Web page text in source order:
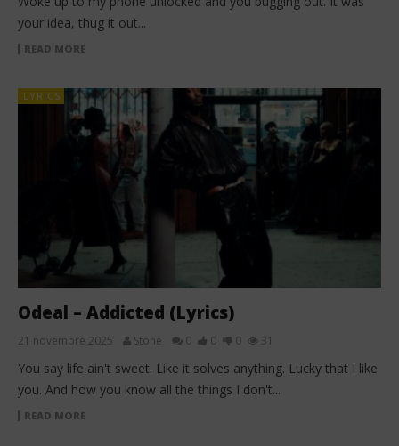
your idea, thug it out...
READ MORE
LYRICS
Odeal – Addicted (Lyrics)
21 novembre 2025 Stone 0 0 0 31
You say life ain't sweet. Like it solves anything. Lucky that I like
you. And how you know all the things I don't...
READ MORE